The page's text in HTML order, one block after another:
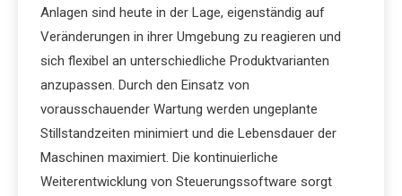
Anlagen sind heute in der Lage, eigenständig auf
Veränderungen in ihrer Umgebung zu reagieren und
sich flexibel an unterschiedliche Produktvarianten
anzupassen. Durch den Einsatz von
vorausschauender Wartung werden ungeplante
Stillstandzeiten minimiert und die Lebensdauer der
Maschinen maximiert. Die kontinuierliche
Weiterentwicklung von Steuerungssoftware sorgt